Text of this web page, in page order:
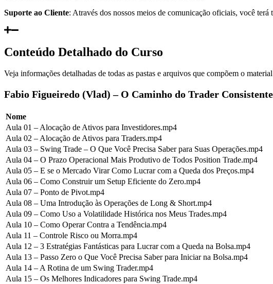
Suporte ao Cliente: Através dos nossos meios de comunicação oficiais, você
Conteúdo Detalhado do Curso
Veja informações detalhadas de todas as pastas e arquivos que compõem o
Fabio Figueiredo (Vlad) – O Caminho do Trader
Nome
Aula 01 – Alocação de Ativos para Investidores.mp4
Aula 02 – Alocação de Ativos para Traders.mp4
Aula 03 – Swing Trade – O Que Você Precisa Saber para Suas Operações.mp4
Aula 04 – O Prazo Operacional Mais Produtivo de Todos Position Trade.mp4
Aula 05 – E se o Mercado Virar Como Lucrar com a Queda dos Preços.mp4
Aula 06 – Como Construir um Setup Eficiente do Zero.mp4
Aula 07 – Ponto de Pivot.mp4
Aula 08 – Uma Introdução às Operações de Long & Short.mp4
Aula 09 – Como Uso a Volatilidade Histórica nos Meus Trades.mp4
Aula 10 – Como Operar Contra a Tendência.mp4
Aula 11 – Controle Risco ou Morra.mp4
Aula 12 – 3 Estratégias Fantásticas para Lucrar com a Queda na Bolsa.mp4
Aula 13 – Passo Zero o Que Você Precisa Saber para Iniciar na Bolsa.mp4
Aula 14 – A Rotina de um Swing Trader.mp4
Aula 15 – Os Melhores Indicadores para Swing Trade.mp4